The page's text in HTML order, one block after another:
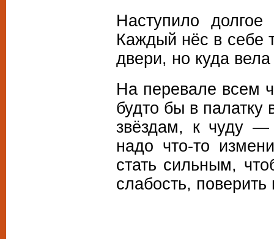
Наступило
Каждый нёс в себе
двери, но куда
На перевале всем
будто бы в
звёздам, к чуду —
надо что-то
стать сильным,
слабость,